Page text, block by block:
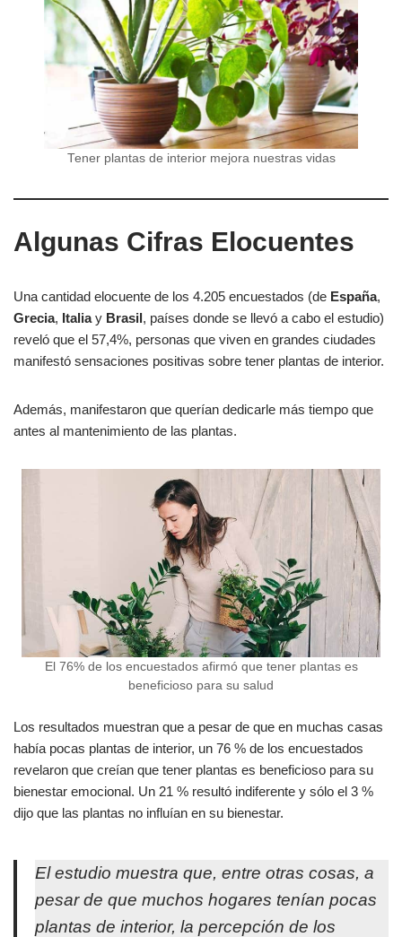
Tener plantas de interior mejora nuestras vidas
Algunas Cifras Elocuentes
Una cantidad elocuente de los 4.205 encuestados (de España,
Grecia, Italiay Brasil, países donde se llevó a cabo el estudio)
reveló que el 57,4%, personas que viven en grandes ciudades
manifestó sensaciones positivas sobre tener plantas de interior.
Además, manifestaron que querían dedicarle más tiempo que
antes al mantenimiento de las plantas.
El 76% de los encuestados afirmó que tener plantas es
beneficioso para su salud
Los resultados muestran que a pesar de que en muchas casas
había pocas plantas de interior, un 76 % de los encuestados
revelaron que creían que tener plantas es beneficioso para su
bienestar emocional. Un 21 % resultó indiferente y sólo el 3 %
dijo que las plantas no influían en su bienestar.
El estudio muestra que, entre otras cosas, a
pesar de que muchos hogares tenían pocas
plantas de interior, la percepción de los